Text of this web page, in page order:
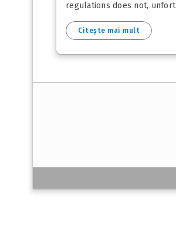
regulations does not,
Citește mai mult